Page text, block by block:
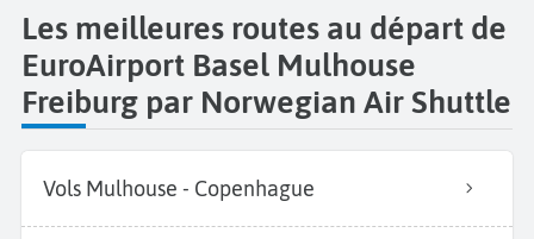
Les meilleures routes au départ de
EuroAirport Basel Mulhouse
Freiburg par Norwegian Air Shuttle
Vols Mulhouse - Copenhague